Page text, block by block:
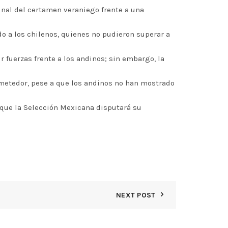
del certamen veraniego frente a una
a los chilenos, quienes no pudieron superar a
fuerzas frente a los andinos; sin embargo, la
pese a que los andinos no han mostrado
la Selección Mexicana disputará su
NEXT POST